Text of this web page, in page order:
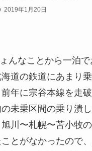
2019年1月20日
んなことから一泊
道の鉄道にあまり
年に宗谷本線を走
未乗区間の乗り潰
川〜札幌〜苫小牧
とがなかったので